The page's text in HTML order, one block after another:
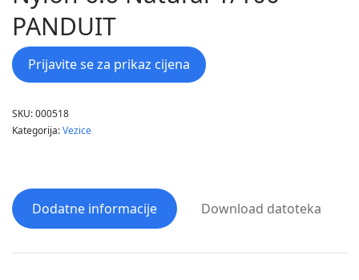
PANDUIT
Prijavite se za prikaz cijena
SKU:000518
Kategorija:Vezice
Dodatne informacije Download datoteka